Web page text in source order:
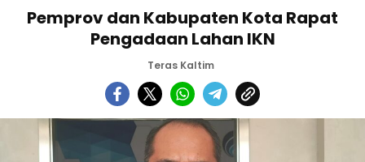
Pemprov dan Kabupaten Kota Rapat
Pengadaan Lahan IKN
Teras Kaltim